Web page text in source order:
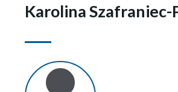
Karolina Szafraniec-